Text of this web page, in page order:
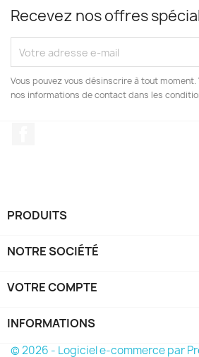
Recevez nos offres
Vous pouvez vous désinscrire à tout
nos informations de contact dans les
PRODUITS
NOTRE SOCIÉTÉ
VOTRE COMPTE
INFORMATIONS
© 2026 - Logiciel e-commerce par